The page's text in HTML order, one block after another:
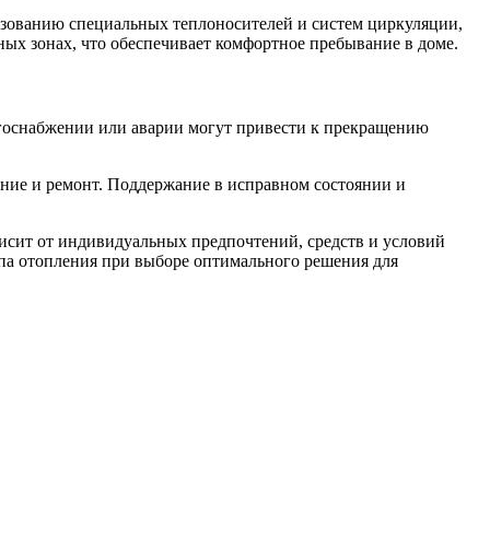
специальных теплоносителей и систем циркуляции,
зонах, что обеспечивает комфортное пребывание в доме.
или аварии могут привести к прекращению
и ремонт. Поддержание в исправном состоянии и
от индивидуальных предпочтений, средств и условий
отопления при выборе оптимального решения для